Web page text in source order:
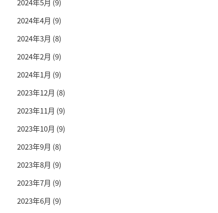
2024年5月 (9)
2024年4月 (9)
2024年3月 (8)
2024年2月 (9)
2024年1月 (9)
2023年12月 (8)
2023年11月 (9)
2023年10月 (9)
2023年9月 (8)
2023年8月 (9)
2023年7月 (9)
2023年6月 (9)